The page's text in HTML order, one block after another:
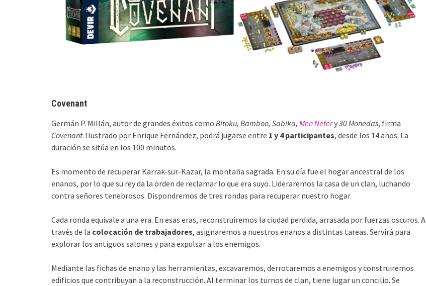
Covenant
Germán P. Millán, autor de grandes éxitos como Bitoku, Bamboo, Sabika, Men Nefery30 Monedas, firma
Covenant. Ilustrado por Enrique Fernández, podrá jugarse entre 1 y 4 participantes, desde los 14 años. La
duración se sitúa en los 100 minutos.
Es momento de recuperar Karrak-sür-Kazar, la montaña sagrada. En su día fue el hogar ancestral de los
enanos, por lo que su rey da la orden de reclamar lo que era suyo. Lideraremos la casa de un clan, luchando
contra señores tenebrosos. Dispondremos de tres rondas para recuperar nuestro hogar.
Cada ronda equivale a una era. En esas eras, reconstruiremos la ciudad perdida, arrasada por fuerzas oscuros. A
través de la colocación de trabajadores, asignaremos a nuestros enanos a distintas tareas. Servirá para
explorar los antiguos salones y para expulsar a los enemigos.
Mediante las fichas de enano y las herramientas, excavaremos, derrotaremos a enemigos y construiremos
edificios que contribuyan a la reconstrucción. Al terminar los turnos de clan, tiene lugar un concilio. Se